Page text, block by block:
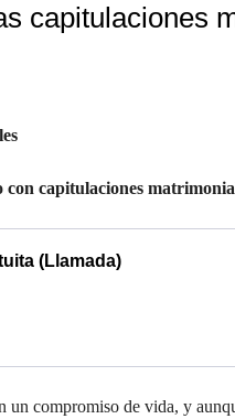
capitulaciones
capitulaciones
(Llamada)
compromiso de vida, y